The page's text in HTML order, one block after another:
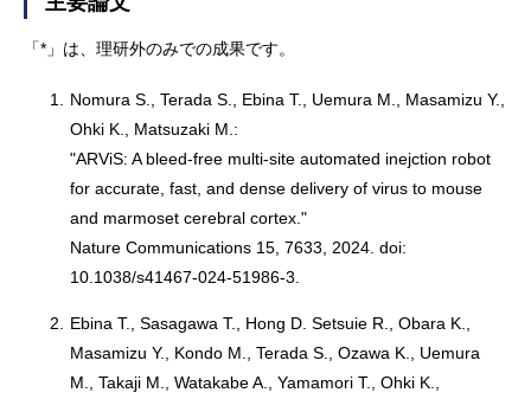
「*」は、理研外のみでの成果です。
1.
Nomura S., Terada S., Ebina T., Uemura M., Masamizu Y.,
Ohki K., Matsuzaki M.:
"ARViS: A bleed-free multi-site automated inejction robot
for accurate, fast, and dense delivery of virus to mouse
and marmoset cerebral cortex."
Nature Communications 15, 7633, 2024. doi:
10.1038/s41467-024-51986-3.
2.
Ebina T., Sasagawa T., Hong D. Setsuie R., Obara K.,
Masamizu Y., Kondo M., Terada S., Ozawa K., Uemura
M., Takaji M., Watakabe A., Yamamori T., Ohki K.,